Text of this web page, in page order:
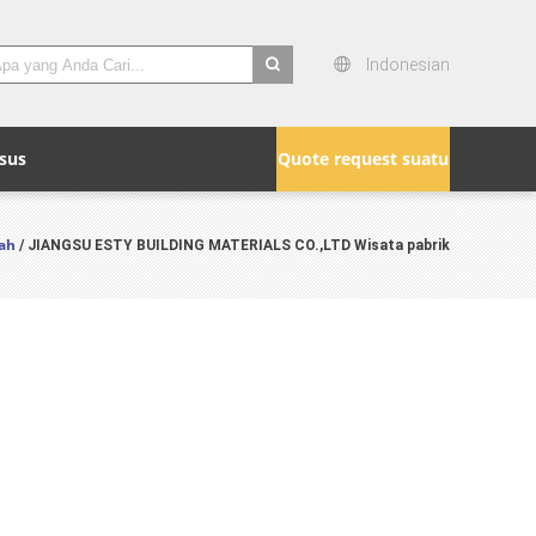
Indonesian
Quote request suatu
/ JIANGSU ESTY BUILDING MATERIALS CO.,LTD Wisata pabrik